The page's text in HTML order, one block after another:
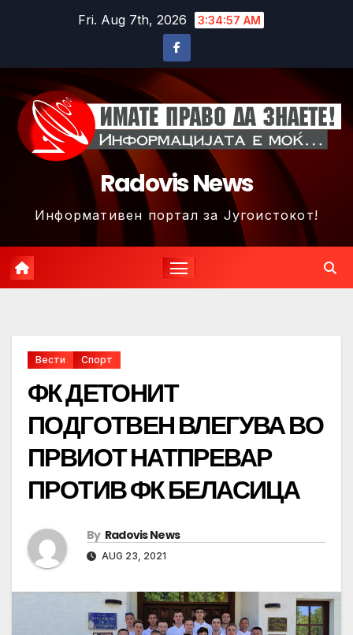
Fri. Aug 7th, 2026 3:35:00 AM
Radovis News
Информативен портал за Југоистокот!
Вести Спорт
ФК ДЕТОНИТ
ПОДГОТВЕН ВЛЕГУВА ВО
ПРВИОТ НАТПРЕВАР
ПРОТИВ ФК БЕЛАСИЦА
By Radovis News
AUG 23, 2021